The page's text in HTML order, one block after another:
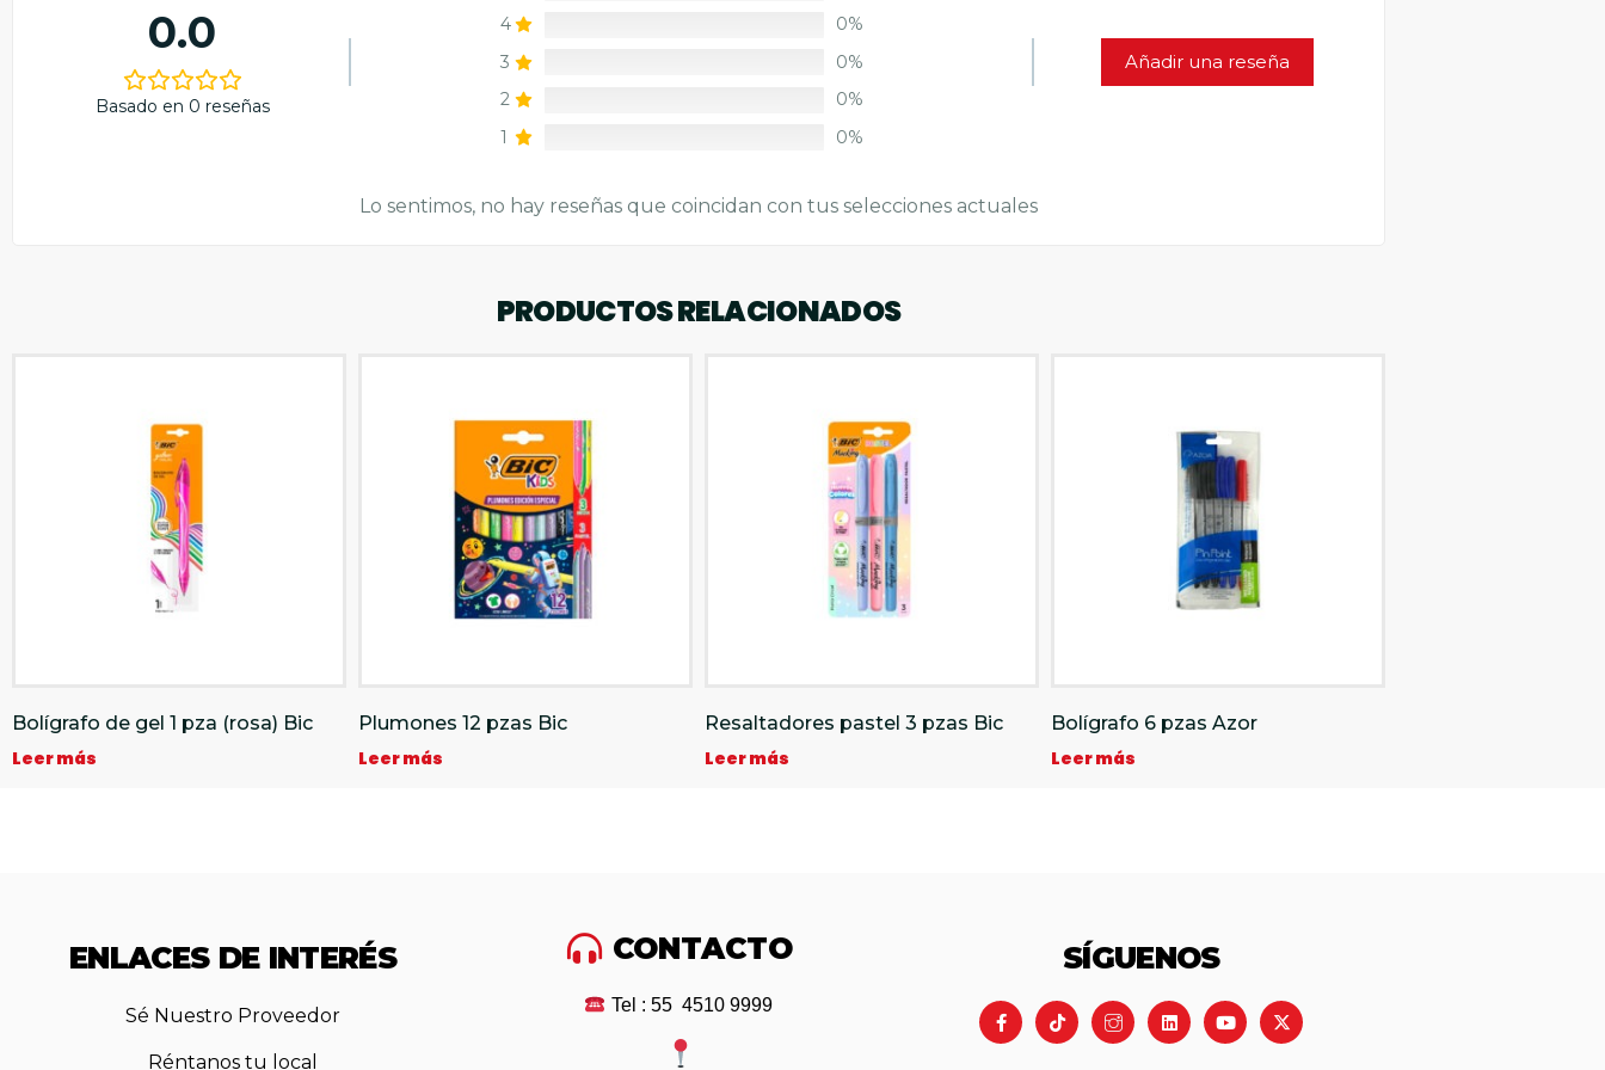
0.0
Basado en 0 reseñas
4
0%
3
0%
2
0%
1
0%
Añadir una reseña
Lo sentimos, no hay reseñas que coincidan con tus selecciones actuales
PRODUCTOS RELACIONADOS
Bolígrafo de gel 1 pza (rosa) Bic
Leer más
Plumones 12 pzas Bic
Leer más
Resaltadores pastel 3 pzas Bic
Leer más
Bolígrafo 6 pzas Azor
Leer más
ENLACES DE INTERÉS
Sé Nuestro Proveedor
Réntanos tu local
CONTACTO
Tel : 55 4510 9999
SÍGUENOS